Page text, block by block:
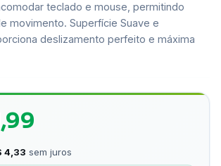
teclado e mouse, permitindo
movimento. Superfície Suave e
deslizamento perfeito e máxima
4,33 sem juros